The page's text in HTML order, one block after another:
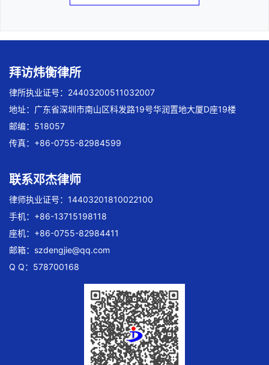
拜访炜衡律所
律所执业证号：24403200511032007
地址：广东省深圳市南山区科发路19号华润置地大厦D座19楼
邮编：518057
传真：+86-0755-82984599
联系邓杰律师
律师执业证号：14403201810022100
手机：+86-13715198118
座机：+86-0755-82984411
邮箱： szdengjie@qq.com
Q Q：578700168